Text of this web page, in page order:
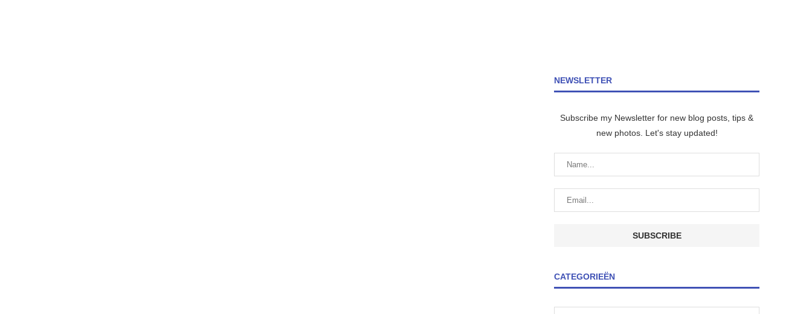
NEWSLETTER
Subscribe my Newsletter for new blog posts, tips &
new photos. Let's stay updated!
CATEGORIEËN